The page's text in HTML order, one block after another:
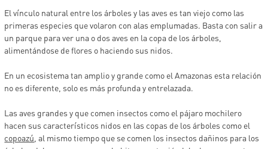
El vínculo natural entre los árboles y las aves es tan viejo como las
primeras especies que volaron con alas emplumadas. Basta con salir a
un parque para ver una o dos aves en la copa de los árboles,
alimentándose de flores o haciendo sus nidos.
En un ecosistema tan amplio y grande como el Amazonas esta relación
no es diferente, solo es más profunda y entrelazada.
Las aves grandes y que comen insectos como el pájaro mochilero
hacen sus característicos nidos en las copas de los árboles como el
copoazú , al mismo tiempo que se comen los insectos dañinos para los